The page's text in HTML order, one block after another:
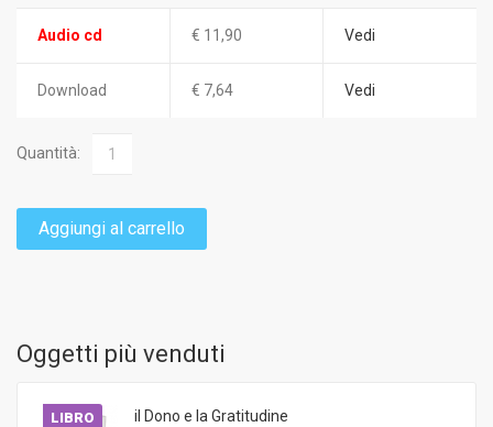
Audio cd € 11,90 Vedi
Download € 7,64 Vedi
Quantità:
Aggiungi al carrello
Oggetti più venduti
LIBRO
il Dono e la Gratitudine